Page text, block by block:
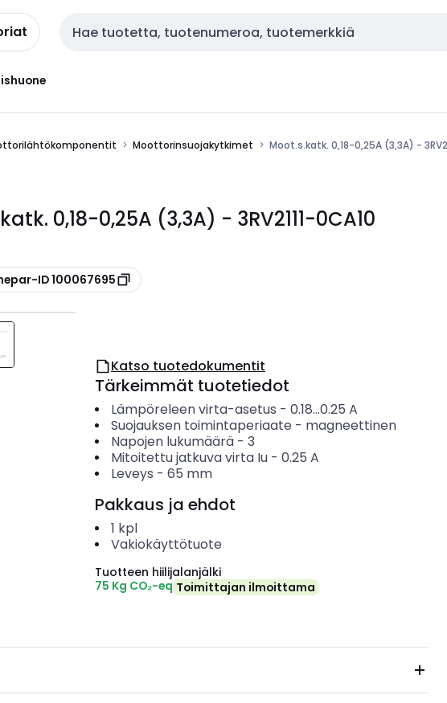
Haku
Moottorinsuojakytkimet Moot.s.katk. 0,18-0,25A (3,3A) -
0,18-0,25A (3,3A) - 3RV2111-0CA10
ID 100067695
Katso tuotedokumentit
Tärkeimmät tuotetiedot
Lämpöreleen virta-asetus - 0.18...0.25 A
Suojauksen toimintaperiaate - magneettinen
Napojen lukumäärä- 3
Mitoitettu jatkuva virta Iu- 0.25 A
Leveys - 65 mm
Pakkaus ja ehdot
1 kpl
Vakiokäyttötuote
Tuotteen hiilijalanjälki
75 Kg CO₂-eq Toimittajan ilmoittama